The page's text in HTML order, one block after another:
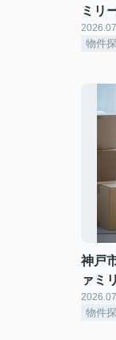
ミリ
物件
神戸
ァミ
物件